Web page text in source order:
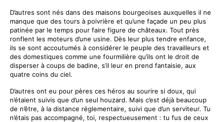
D’autres sont nés dans des maisons bourgeoises auxquelles il ne
manque que des tours à poivrière et qu’une façade un peu plus
patinée par le temps pour faire figure de châteaux. Tout près
ronflent les moteurs d’une usine. Dès leur plus tendre enfance,
ils se sont accoutumés à considérer le peuple des travailleurs et
des domestiques comme une fourmilière qu’ils ont le droit de
disperser à coups de badine, s’il leur en prend fantaisie, aux
quatre coins du ciel.
D’autres ont eu pour pères ces héros au sourire si doux, qui
n’étaient suivis que d’un seul houzard. Mais c’est déjà beaucoup
de n’être, à la distance réglementaire, suivi que d’un serviteur. Tu
n’étais pas accompagné, toi, respectueusement : tu fus de ceux